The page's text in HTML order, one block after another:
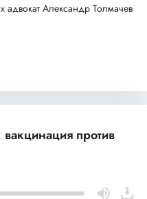
адвокат Александр Толмачев
против